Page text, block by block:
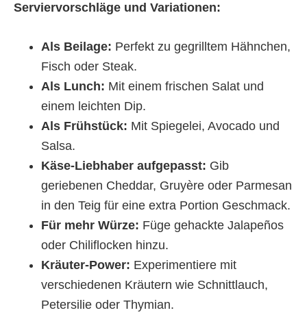
Serviervorschläge und Variationen:
Als Beilage: Perfekt zu gegrilltem Hähnchen,
Fisch oder Steak.
Als Lunch: Mit einem frischen Salat und
einem leichten Dip.
Als Frühstück: Mit Spiegelei, Avocado und
Salsa.
Käse-Liebhaber aufgepasst: Gib
geriebenen Cheddar, Gruyère oder Parmesan
in den Teig für eine extra Portion Geschmack.
Für mehr Würze: Füge gehackte Jalapeños
oder Chiliflocken hinzu.
Kräuter-Power: Experimentiere mit
verschiedenen Kräutern wie Schnittlauch,
Petersilie oder Thymian.